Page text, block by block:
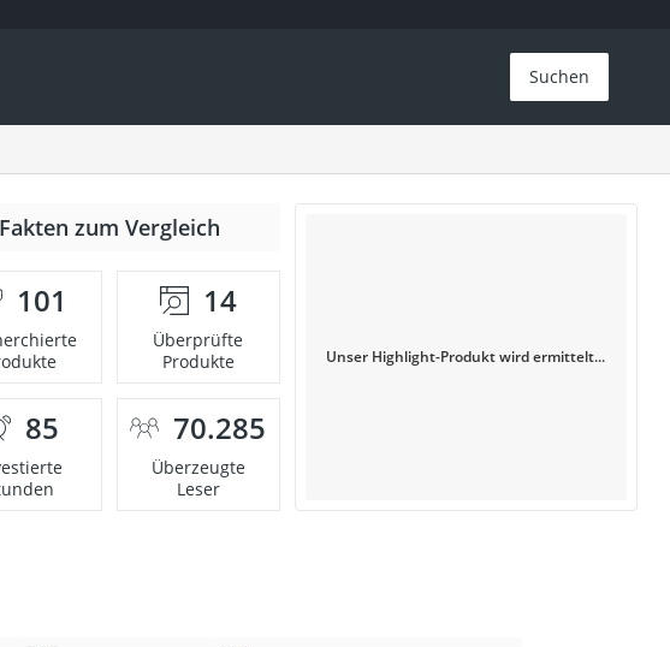
Suchen
Fakten zum Vergleich
101 14
Überprüfte
Produkte
85 70.285
Überzeugte
Leser
Unser Highlight-Produkt wird ermittelt...